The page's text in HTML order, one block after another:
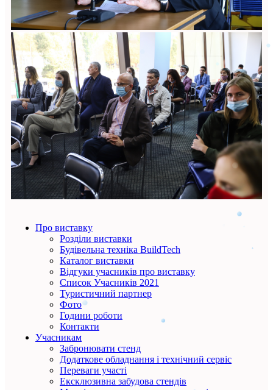
Про виставку
Розділи виставки
Будівельна техніка BuildTech
Каталог виставки
Відгуки учасників про виставку
Список Учасників 2021
Туристичний партнер
Фото
Години роботи
Контакти
Учасникам
Забронювати стенд
Додаткове обладнання і технічний сервіс
Переваги участі
Ексклюзивна забудова стендів